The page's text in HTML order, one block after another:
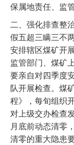
保属地责任、监
二、强化排查整
假五超三瞒三不
安排辖区煤矿开
监管部门、煤矿
要亲自对四季度
队开展检查。煤
程》，每旬组织
对上级交办检查
月底前动态清零
清零的重大隐患